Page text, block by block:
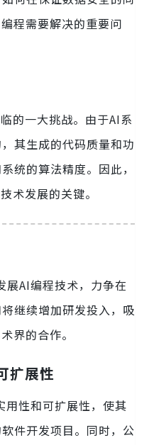
程需要解决的重要问
的一大挑战。由于AI系
其生成的代码质量和功
统的算法精度。因此，
术发展的关键。
AI编程技术，力争在
继续增加研发投入，吸
界的合作。
扩展性
性和可扩展性，使其
件开发项目。同时，公